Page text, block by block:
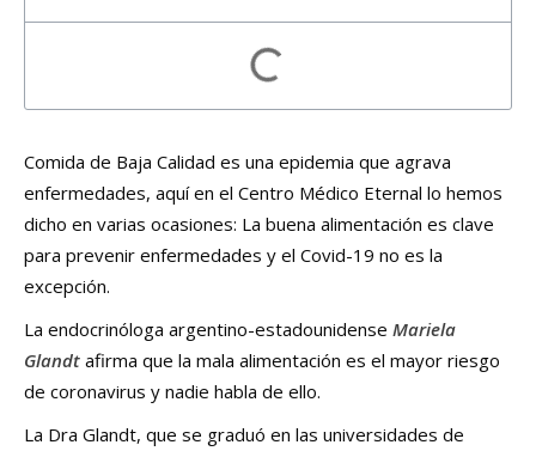
Comida de Baja Calidad es una epidemia que agrava
enfermedades, aquí en el Centro Médico Eternal lo hemos
dicho en varias ocasiones: La buena alimentación es clave
para prevenir enfermedades y el Covid-19 no es la
excepción.
La endocrinóloga argentino-estadounidense Mariela
Glandt afirma que la mala alimentación es el mayor riesgo
de coronavirus y nadie habla de ello.
La Dra Glandt, que se graduó en las universidades de